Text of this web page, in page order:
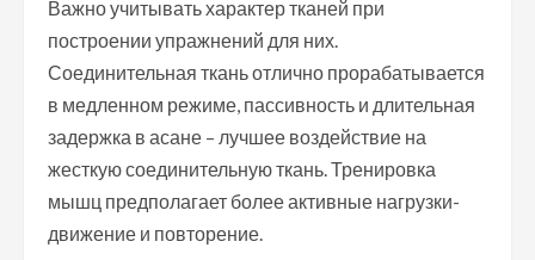
Важно учитывать характер тканей при
построении упражнений для них.
Соединительная ткань отлично прорабатывается
в медленном режиме, пассивность и длительная
задержка в асане – лучшее воздействие на
жесткую соединительную ткань. Тренировка
мышц предполагает более активные нагрузки-
движение и повторение.